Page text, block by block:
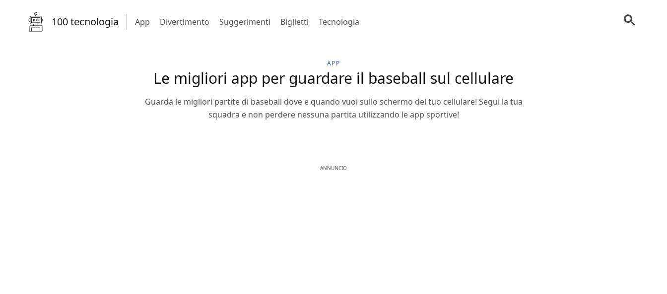
100 tecnologia App Divertimento Suggerimenti Biglietti Tecnologia
APP
Le migliori app per guardare il baseball sul cellulare
Guarda le migliori partite di baseball dove e quando vuoi sullo schermo del tuo cellulare! Segui la tua
squadra e non perdere nessuna partita utilizzando le app sportive!
ANNUNCIO